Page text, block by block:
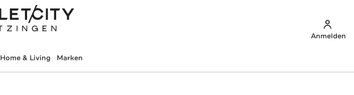
Anmelden
Home & Living Marken